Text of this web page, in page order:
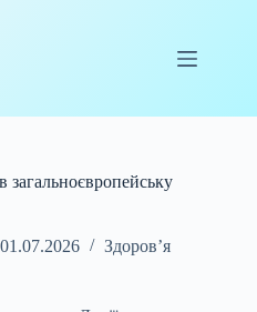
01.07.2026 Здоров’я